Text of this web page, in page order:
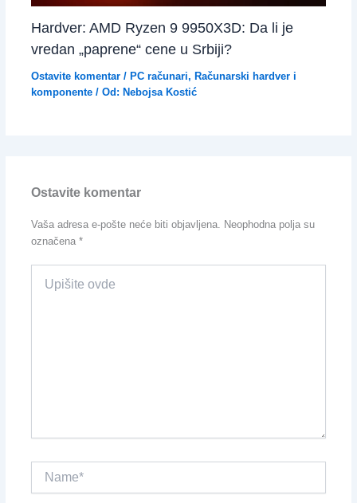
Hardver: AMD Ryzen 9 9950X3D: Da li je
vredan „paprene“ cene u Srbiji?
Ostavite komentar / PC računari, Računarski hardver i
komponente/ Od: Nebojsa Kostić
Ostavite komentar
Vaša adresa e-pošte neće biti objavljena. Neophodna polja su
označena *
ovde
Name*